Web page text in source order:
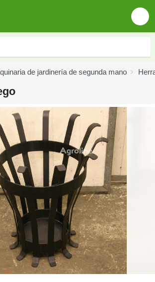
de jardinería de segunda mano